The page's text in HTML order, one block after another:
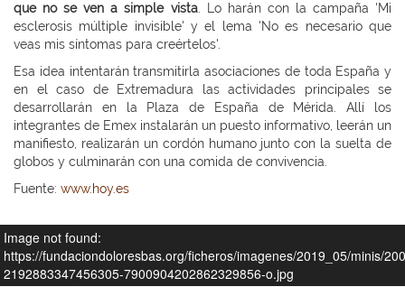
que no se ven a simple vista. Lo harán con la campaña 'Mi
esclerosis múltiple invisible' y el lema 'No es necesario que
veas mis síntomas para creértelos'.
Esa idea intentarán transmitirla asociaciones de toda España y
en el caso de Extremadura las actividades principales se
desarrollarán en la Plaza de España de Mérida. Allí los
integrantes de Emex instalarán un puesto informativo, leerán un
manifiesto, realizarán un cordón humano junto con la suelta de
globos y culminarán con una comida de convivencia.
Fuente: www.hoy.es
Image not found:
https://fundaciondoloresbas.org/ficheros/imagenes/2019_05/minis/
2192883347456305-7900904202862329856-o.jpg